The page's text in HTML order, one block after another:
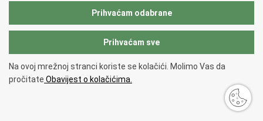
Dodatnih 60 inženjera za procjenu štete od potresa
Sanacija nasipa u punom jeku
Donacija UNICEF-a Udruzi osoba s invaliditetom
Donacija petrinjskim vatrogascima
Prihvaćam odabrane
Prihvaćam sve
Na ovoj mrežnoj stranci koriste se kolačići. Molimo Vas da
pročitate Obavijest o kolačićima.